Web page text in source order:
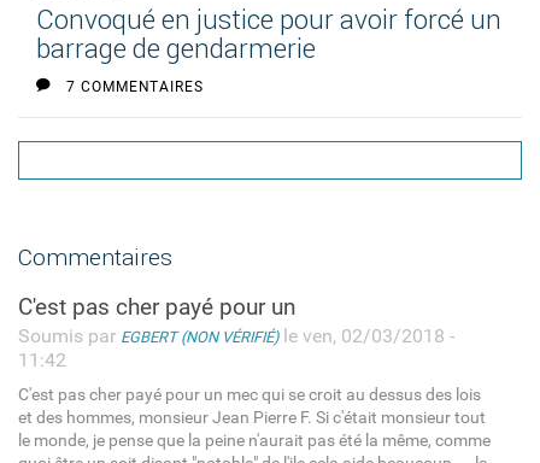
Convoqué en justice pour avoir forcé un
barrage de gendarmerie
7 COMMENTAIRES
Commentaires
C'est pas cher payé pour un
Soumis par EGBERT (NON VÉRIFIÉ)le ven, 02/03/2018 -
11:42
C'est pas cher payé pour un mec qui se croit au dessus des lois
et des hommes, monsieur Jean Pierre F. Si c'était monsieur tout
le monde, je pense que la peine n'aurait pas été la même, comme